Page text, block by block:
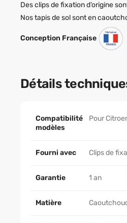
Des clips de fixation d’origine
Nos tapis de sol sont en
Conception Française
Détails
Compatibilité
modèles
Pour
Fourni avec Clips de
Garantie 1 an
Matière